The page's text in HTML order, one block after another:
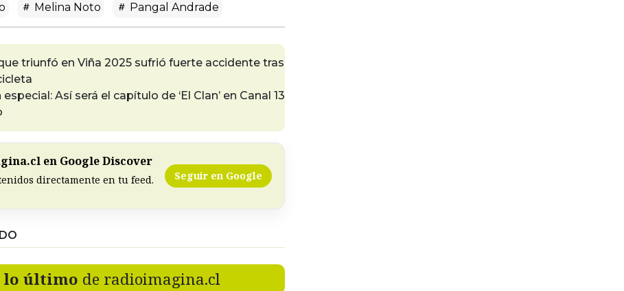
Melina Noto Pangal Andrade
triunfó en Viña 2025 sufrió fuerte accidente tras
Así será el capítulo de ‘El Clan’ en Canal 13
en Google Discover
directamente en tu feed. Seguir en Google
lo último de radioimagina.cl